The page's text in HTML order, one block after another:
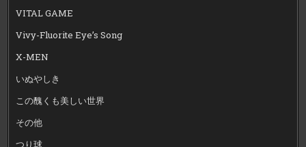
VITAL GAME
Vivy-Fluorite Eye’s Song
X-MEN
いぬやしき
この醜くも美しい世界
その他
つり球